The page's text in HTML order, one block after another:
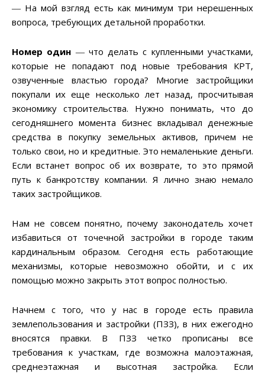
― На мой взгляд есть как минимум три нерешенных
вопроса, требующих детальной проработки.
Номер один ― что делать с купленными участками,
которые не попадают под новые требования КРТ,
озвученные властью города? Многие застройщики
покупали их еще несколько лет назад, просчитывая
экономику строительства. Нужно понимать, что до
сегодняшнего момента бизнес вкладывал денежные
средства в покупку земельных активов, причем не
только свои, но и кредитные. Это немаленькие деньги.
Если встанет вопрос об их возврате, то это прямой
путь к банкротству компании. Я лично знаю немало
таких застройщиков.
Нам не совсем понятно, почему законодатель хочет
избавиться от точечной застройки в городе таким
кардинальным образом. Сегодня есть работающие
механизмы, которые невозможно обойти, и с их
помощью можно закрыть этот вопрос полностью.
Начнем с того, что у нас в городе есть правила
землепользования и застройки (ПЗЗ), в них ежегодно
вносятся правки. В ПЗЗ четко прописаны все
требования к участкам, где возможна малоэтажная,
среднеэтажная и высотная застройка. Если